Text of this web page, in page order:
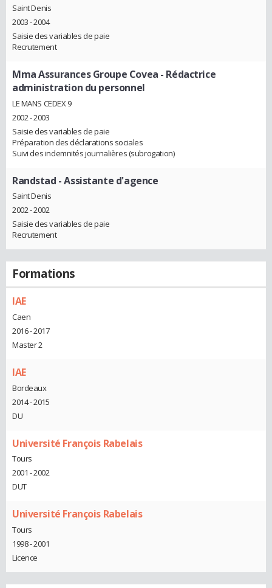
Saint Denis
2003 - 2004
Saisie des variables de paie
Recrutement
Mma Assurances Groupe Covea - Rédactrice
administration du personnel
LE MANS CEDEX 9
2002 - 2003
Saisie des variables de paie
Préparation des déclarations sociales
Suivi des indemnités journalières (subrogation)
Randstad - Assistante d'agence
Saint Denis
2002 - 2002
Saisie des variables de paie
Recrutement
Formations
IAE
Caen
2016 - 2017
Master 2
IAE
Bordeaux
2014 - 2015
DU
Université François Rabelais
Tours
2001 - 2002
DUT
Université François Rabelais
Tours
1998 - 2001
Licence